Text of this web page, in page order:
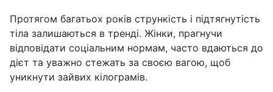
Протягом багатьох років стрункість і підтягнутість
тіла залишаються в тренді. Жінки, прагнучи
відповідати соціальним нормам, часто вдаються до
дієт та уважно стежать за своєю вагою, щоб
уникнути зайвих кілограмів.